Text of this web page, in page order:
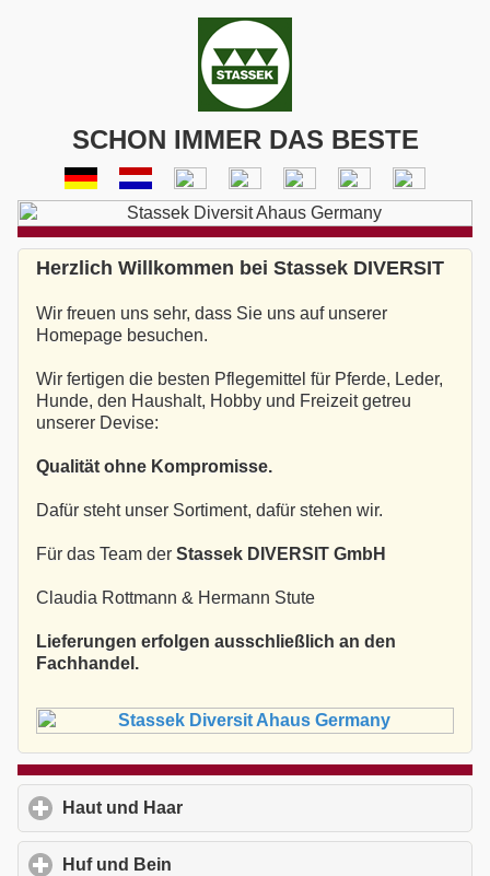
SCHON IMMER DAS BESTE
Herzlich Willkommen bei Stassek DIVERSIT
Wir freuen uns sehr, dass Sie uns auf unserer
Homepage besuchen.
Wir fertigen die besten Pflegemittel für Pferde, Leder,
Hunde, den Haushalt, Hobby und Freizeit getreu
unserer Devise:
Qualität ohne Kompromisse.
Dafür steht unser Sortiment, dafür stehen wir.
Für das Team der Stassek DIVERSIT GmbH
Claudia Rottmann & Hermann Stute
Lieferungen erfolgen ausschließlich an den
Fachhandel.
Haut und Haar
Huf und Bein